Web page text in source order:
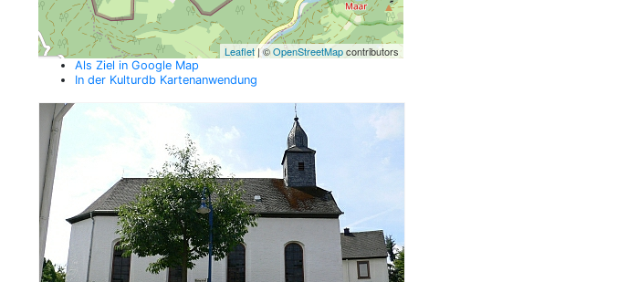
Leaflet| ©OpenStreetMapcontributors
Als Ziel in Google Map
In der Kulturdb Kartenanwendung